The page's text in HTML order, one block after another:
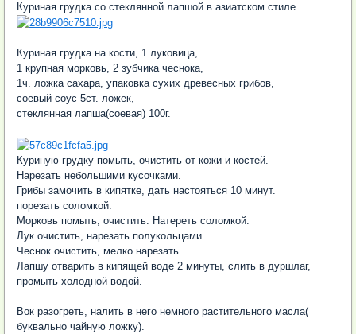
Куриная грудка со стеклянной лапшой в азиатском стиле.
Куриная грудка на кости, 1 луковица,
1 крупная морковь, 2 зубчика чеснока,
1ч. ложка сахара, упаковка сухих древесных грибов,
соевый соус 5ст. ложек,
стеклянная лапша(соевая) 100г.
Куриную грудку помыть, очистить от кожи и костей.
Нарезать небольшими кусочками.
Грибы замочить в кипятке, дать настояться 10 минут.
порезать соломкой.
Морковь помыть, очистить. Натереть соломкой.
Лук очистить, нарезать полукольцами.
Чеснок очистить, мелко нарезать.
Лапшу отварить в кипящей воде 2 минуты, слить в дуршлаг,
промыть холодной водой.
Вок разогреть, налить в него немного растительного масла(
буквально чайную ложку).